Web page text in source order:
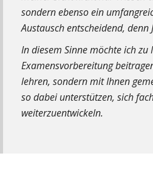
sondern ebenso ein
Austausch entscheidend, denn
In diesem Sinne möchte ich
Examensvorbereitung
lehren, sondern mit Ihnen
so dabei unterstützen, sich
weiterzuentwickeln.